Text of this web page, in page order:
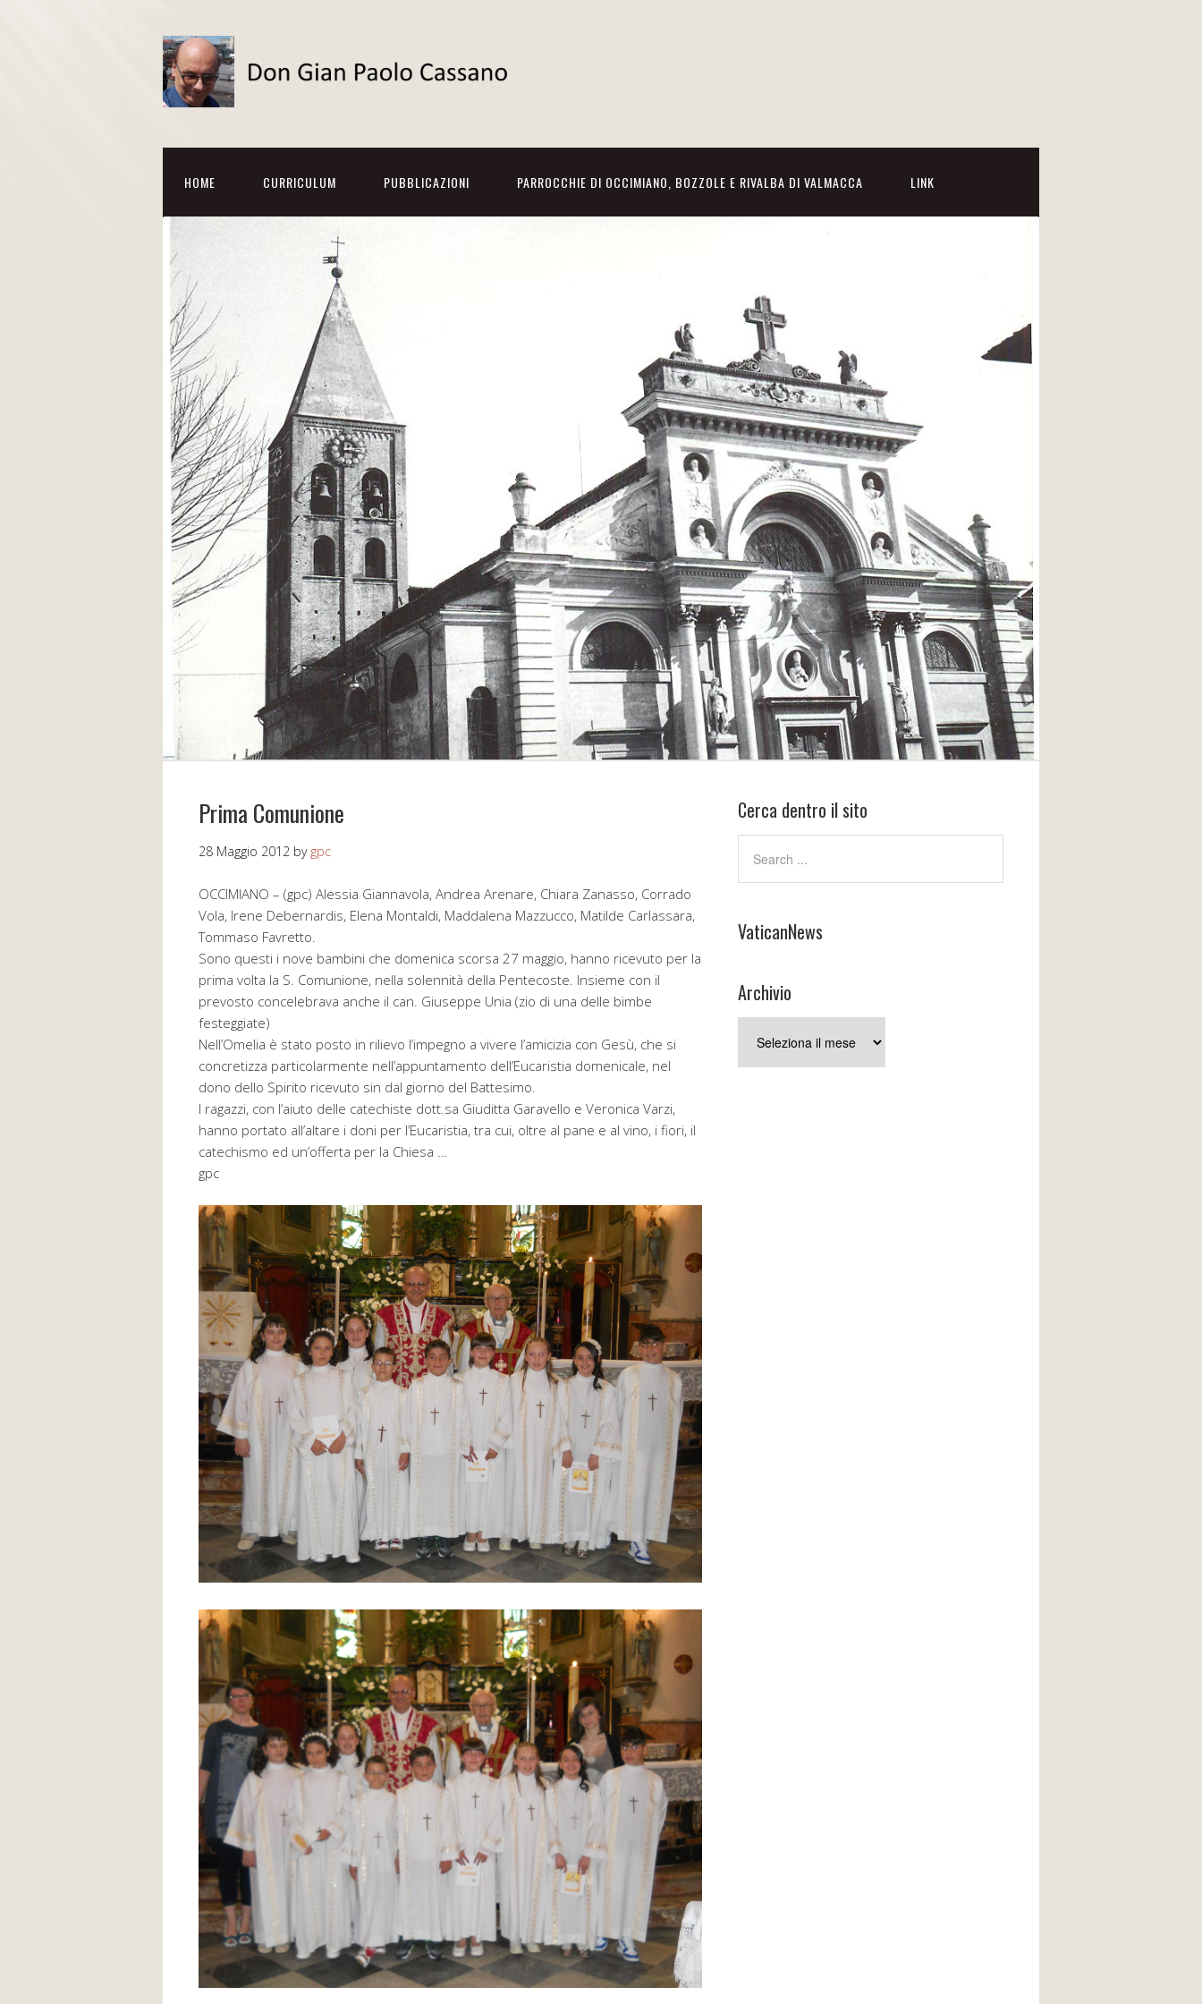
HOME CURRICULUM PUBBLICAZIONI PARROCCHIE DI OCCIMIANO, BOZZOLE E RIVALBA DI VALMACCA LINK
Prima Comunione
28 Maggio 2012 by gpc
OCCIMIANO – (gpc) Alessia Giannavola, Andrea Arenare, Chiara Zanasso, Corrado
Vola, Irene Debernardis, Elena Montaldi, Maddalena Mazzucco, Matilde Carlassara,
Tommaso Favretto.
Sono questi i nove bambini che domenica scorsa 27 maggio, hanno ricevuto per la
prima volta la S. Comunione, nella solennità della Pentecoste. Insieme con il
prevosto concelebrava anche il can. Giuseppe Unia (zio di una delle bimbe
festeggiate)
Nell’Omelia è stato posto in rilievo l’impegno a vivere l’amicizia con Gesù, che si
concretizza particolarmente nell’appuntamento dell’Eucaristia domenicale, nel
dono dello Spirito ricevuto sin dal giorno del Battesimo.
I ragazzi, con l’aiuto delle catechiste dott.sa Giuditta Garavello e Veronica Varzi,
hanno portato all’altare i doni per l’Eucaristia, tra cui, oltre al pane e al vino, i fiori, il
catechismo ed un’offerta per la Chiesa …
gpc
Cerca dentro il sito
VaticanNews
Archivio